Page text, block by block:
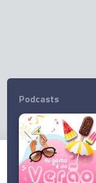
Podcasts